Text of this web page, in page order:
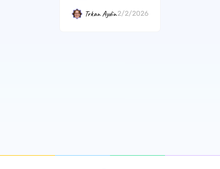
Trkan Aydin2/2/2026